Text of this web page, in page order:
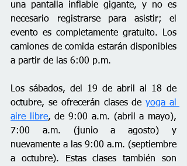
una pantalla inflable gigante, y no es
necesario registrarse para asistir; el
evento es completamente gratuito. Los
camiones de comida estarán disponibles
a partir de las 6:00 p.m.
Los sábados, del 19 de abril al 18 de
octubre, se ofrecerán clases de yoga al
aire libre, de 9:00 a.m. (abril a mayo),
7:00 a.m. (junio a agosto) y
nuevamente a las 9:00 a.m. (septiembre
a octubre). Estas clases también son